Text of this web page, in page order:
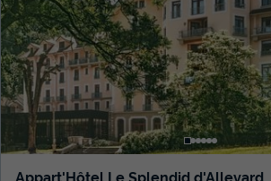
Appart'Hôtel Le Splendid d'Allevard